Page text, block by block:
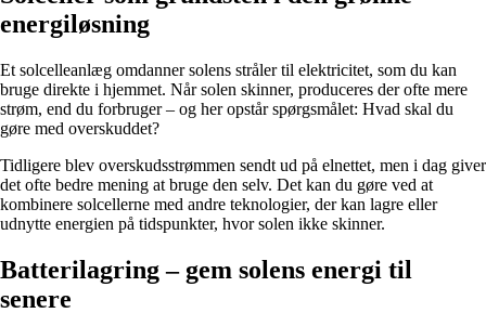
energiløsning
Et solcelleanlæg omdanner solens stråler til elektricitet, som du kan
bruge direkte i hjemmet. Når solen skinner, produceres der ofte mere
strøm, end du forbruger – og her opstår spørgsmålet: Hvad skal du
gøre med overskuddet?
Tidligere blev overskudsstrømmen sendt ud på elnettet, men i dag giver
det ofte bedre mening at bruge den selv. Det kan du gøre ved at
kombinere solcellerne med andre teknologier, der kan lagre eller
udnytte energien på tidspunkter, hvor solen ikke skinner.
Batterilagring – gem solens energi til
senere